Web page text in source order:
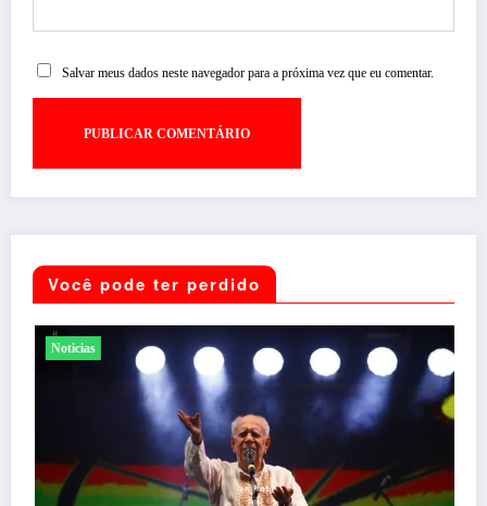
Salvar meus dados neste navegador para a próxima vez que eu comentar.
Você pode ter perdido
Noticias